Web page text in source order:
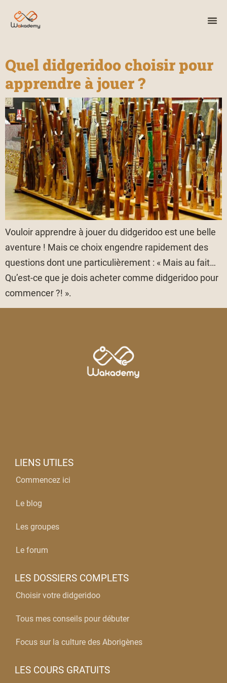
Quel didgeridoo choisir pour
apprendre à jouer ?
Vouloir apprendre à jouer du didgeridoo est une belle
aventure ! Mais ce choix engendre rapidement des
questions dont une particulièrement : « Mais au fait…
Qu’est-ce que je dois acheter comme didgeridoo pour
commencer ?! ».
LIENS UTILES
Commencez ici
Le blog
Les groupes
Le forum
LES DOSSIERS COMPLETS
Choisir votre didgeridoo
Tous mes conseils pour débuter
Focus sur la culture des Aborigènes
LES COURS GRATUITS